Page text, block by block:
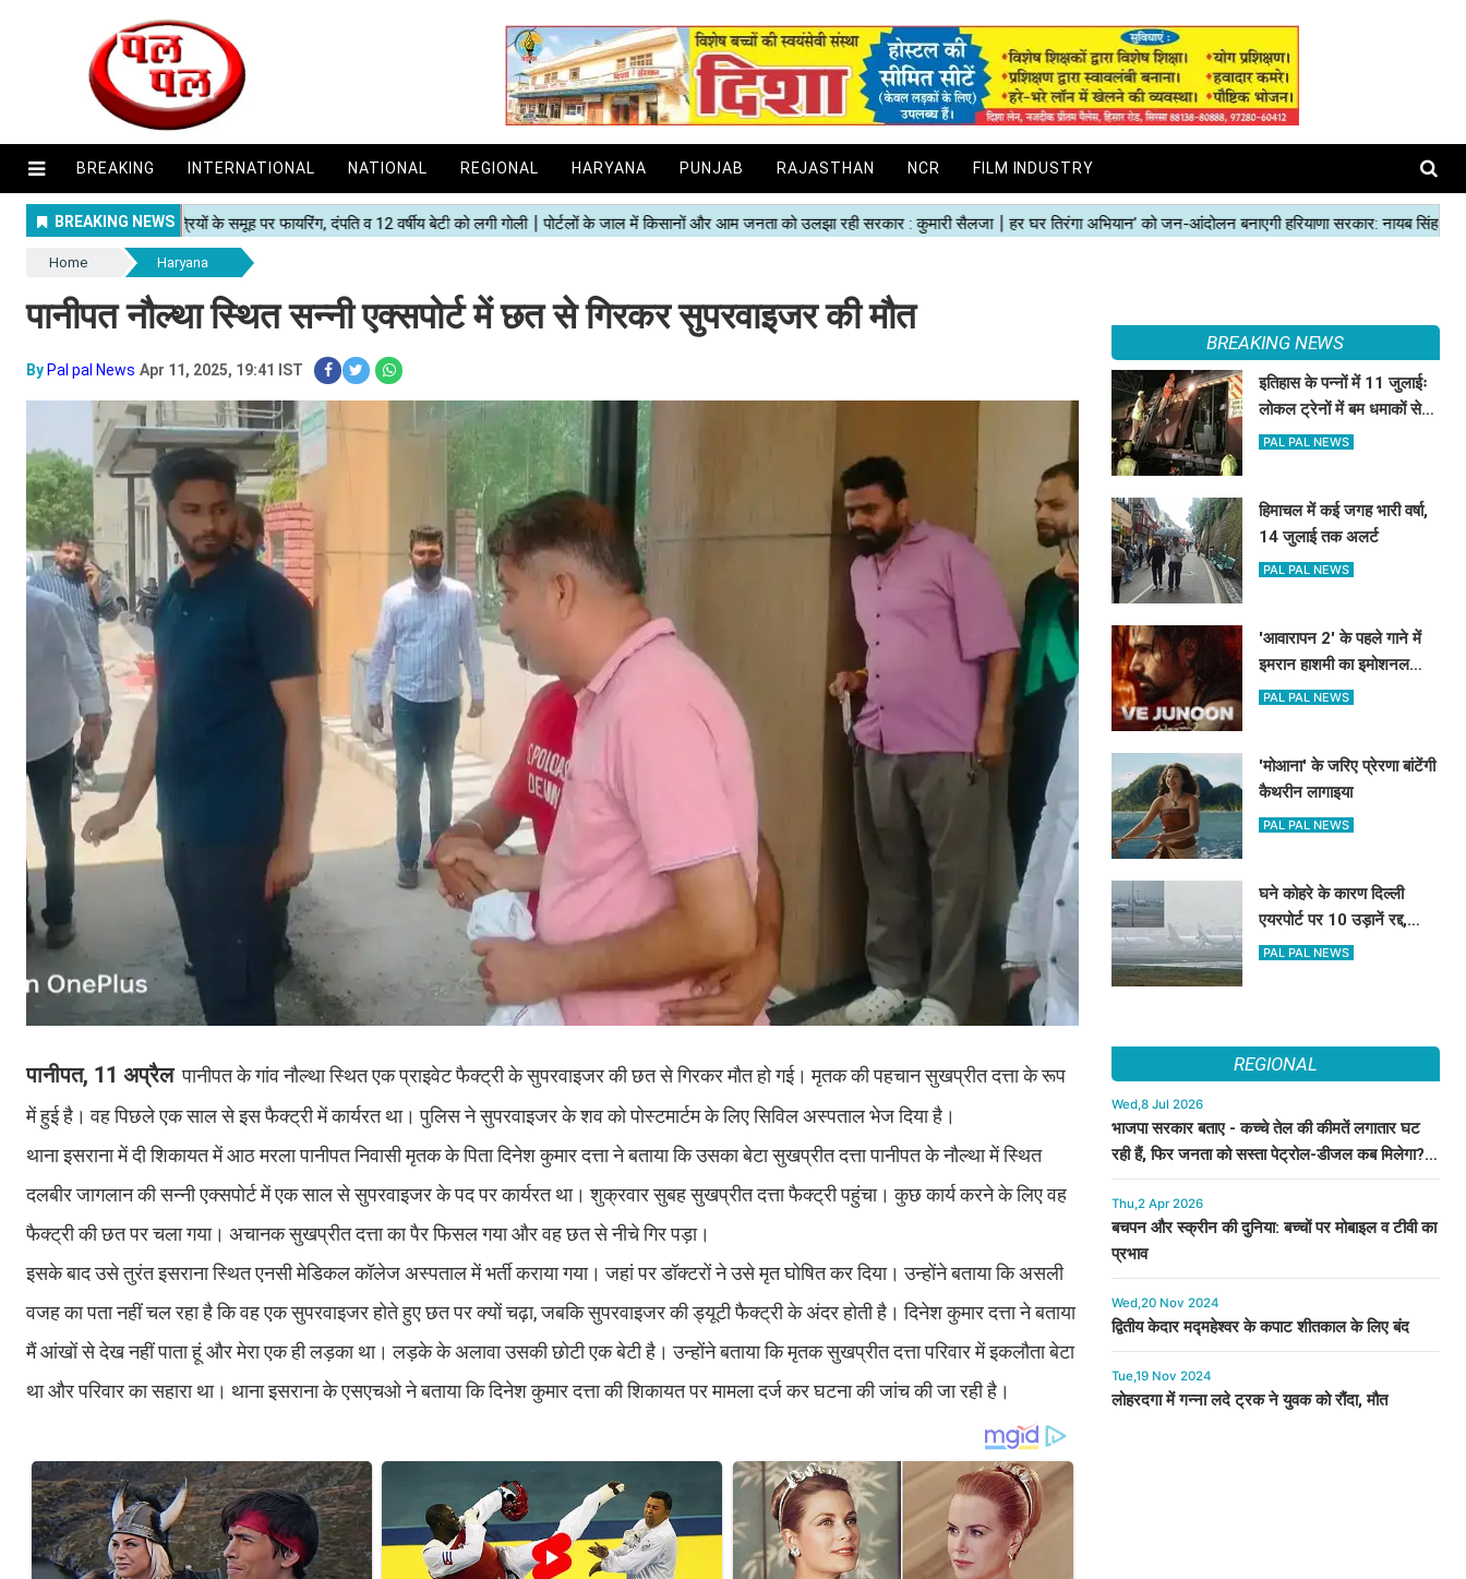
BREAKING INTERNATIONAL NATIONAL REGIONAL HARYANA PUNJAB RAJASTHAN NCR FILM INDUSTRY
Home Haryana
पानीपत नौल्था स्थित सन्नी एक्सपोर्ट में छत से गिरकर सुपरवाइजर की मौत
By Pal pal News Apr 11, 2025, 19:41 IST
पानीपत, 11 अप्रैलपानीपत के गांव नौल्था स्थित एक प्राइवेट फैक्ट्री के सुपरवाइजर की छत से गिरकर मौत हो गई। मृतक की पहचान सुखप्रीत दत्ता के रूप
में हुई है। वह पिछले एक साल से इस फैक्ट्री में कार्यरत था। पुलिस ने सुपरवाइजर के शव को पोस्टमार्टम के लिए सिविल अस्पताल भेज दिया है।
थाना इसराना में दी शिकायत में आठ मरला पानीपत निवासी मृतक के पिता दिनेश कुमार दत्ता ने बताया कि उसका बेटा सुखप्रीत दत्ता पानीपत के नौल्था में स्थित
दलबीर जागलान की सन्नी एक्सपोर्ट में एक साल से सुपरवाइजर के पद पर कार्यरत था। शुक्रवार सुबह सुखप्रीत दत्ता फैक्ट्री पहुंचा। कुछ कार्य करने के लिए वह
फैक्ट्री की छत पर चला गया। अचानक सुखप्रीत दत्ता का पैर फिसल गया और वह छत से नीचे गिर पड़ा।
इसके बाद उसे तुरंत इसराना स्थित एनसी मेडिकल कॉलेज अस्पताल में भर्ती कराया गया। जहां पर डॉक्टरों ने उसे मृत घोषित कर दिया। उन्होंने बताया कि असली
वजह का पता नहीं चल रहा है कि वह एक सुपरवाइजर होते हुए छत पर क्यों चढ़ा, जबकि सुपरवाइजर की ड्यूटी फैक्ट्री के अंदर होती है। दिनेश कुमार दत्ता ने बताया
मैं आंखों से देख नहीं पाता हूं और मेरा एक ही लड़का था। लड़के के अलावा उसकी छोटी एक बेटी है। उन्होंने बताया कि मृतक सुखप्रीत दत्ता परिवार में इकलौता बेटा
था और परिवार का सहारा था। थाना इसराना के एसएचओ ने बताया कि दिनेश कुमार दत्ता की शिकायत पर मामला दर्ज कर घटना की जांच की जा रही है।
BREAKING NEWS
इतिहास के पन्नों में 11 जुलाईः
लोकल ट्रेनों में बम धमाकों से
दहल गई मुंबई, 189 की मौत
PAL PAL NEWS
हिमाचल में कई जगह भारी वर्षा,
14 जुलाई तक अलर्ट
PAL PAL NEWS
'आवारापन 2' के पहले गाने में
इमरान हाशमी का इमोशनल
अवतार
PAL PAL NEWS
'मोआना' के जरिए प्रेरणा बांटेंगी
कैथरीन लागाइया
PAL PAL NEWS
घने कोहरे के कारण दिल्ली
एयरपोर्ट पर 10 उड़ानें रद्द,
270 से अधिक में देरी
PAL PAL NEWS
REGIONAL
Wed,8 Jul 2026
भाजपा सरकार बताए - कच्चे तेल की कीमतें लगातार घट
रही हैं, फिर जनता को सस्ता पेट्रोल-डीजल कब मिलेगा? :
कुमारी सैलजा
Thu,2 Apr 2026
बचपन और स्क्रीन की दुनिया: बच्चों पर मोबाइल व टीवी का
प्रभाव
Wed,20 Nov 2024
द्वितीय केदार मद्महेश्वर के कपाट शीतकाल के लिए बंद
Tue,19 Nov 2024
लोहरदगा में गन्ना लदे ट्रक ने युवक को रौंदा, मौत